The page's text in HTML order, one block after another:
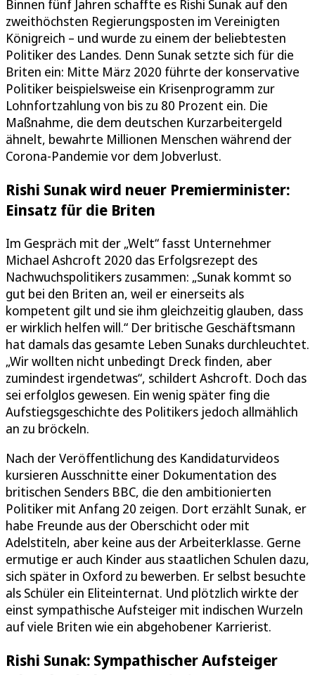
Binnen fünf Jahren schaffte es Rishi Sunak auf den
zweithöchsten Regierungsposten im Vereinigten
Königreich – und wurde zu einem der beliebtesten
Politiker des Landes. Denn Sunak setzte sich für die
Briten ein: Mitte März 2020 führte der konservative
Politiker beispielsweise ein Krisenprogramm zur
Lohnfortzahlung von bis zu 80 Prozent ein. Die
Maßnahme, die dem deutschen Kurzarbeitergeld
ähnelt, bewahrte Millionen Menschen während der
Corona-Pandemie vor dem Jobverlust.
Rishi Sunak wird neuer Premierminister:
Einsatz für die Briten
Im Gespräch mit der „Welt“ fasst Unternehmer
Michael Ashcroft 2020 das Erfolgsrezept des
Nachwuchspolitikers zusammen: „Sunak kommt so
gut bei den Briten an, weil er einerseits als
kompetent gilt und sie ihm gleichzeitig glauben, dass
er wirklich helfen will.“ Der britische Geschäftsmann
hat damals das gesamte Leben Sunaks durchleuchtet.
„Wir wollten nicht unbedingt Dreck finden, aber
zumindest irgendetwas“, schildert Ashcroft. Doch das
sei erfolglos gewesen. Ein wenig später fing die
Aufstiegsgeschichte des Politikers jedoch allmählich
an zu bröckeln.
Nach der Veröffentlichung des Kandidaturvideos
kursieren Ausschnitte einer Dokumentation des
britischen Senders BBC, die den ambitionierten
Politiker mit Anfang 20 zeigen. Dort erzählt Sunak, er
habe Freunde aus der Oberschicht oder mit
Adelstiteln, aber keine aus der Arbeiterklasse. Gerne
ermutige er auch Kinder aus staatlichen Schulen dazu,
sich später in Oxford zu bewerben. Er selbst besuchte
als Schüler ein Eliteinternat. Und plötzlich wirkte der
einst sympathische Aufsteiger mit indischen Wurzeln
auf viele Briten wie ein abgehobener Karrierist.
Rishi Sunak: Sympathischer Aufsteiger